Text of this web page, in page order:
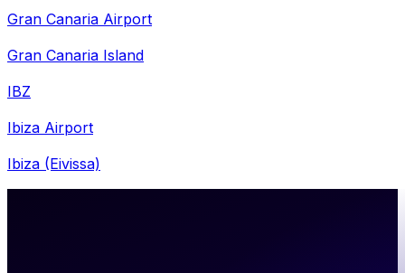
Gran Canaria Airport
Gran Canaria Island
IBZ
Ibiza Airport
Ibiza (Eivissa)